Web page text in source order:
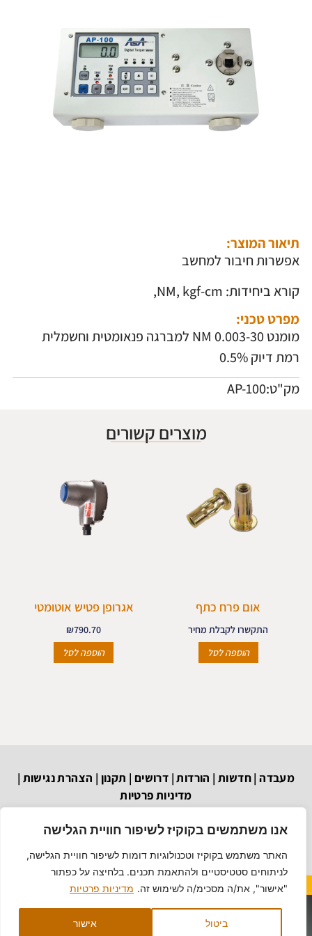
אנו משתמשים בקוקיז לשיפור חוויית הגלישה
האתר משתמש בקוקיז וטכנולוגיות דומות לשיפור חוויית הגלישה,
לניתוחים סטטיסטיים ולהתאמת תכנים. בלחיצה על כפתור
"אישור", את/ה מסכימ/ה לשימוש זה. מדיניות פרטיות
ביטול אישור
תיאור המוצר:
אפשרות חיבור למחשב
קורא ביחידות: NM, kgf-cm,
מפרט טכני:
מומנט 0.003-30 NM למברגה פנאומטית וחשמלית
רמת דיוק 0.5%
מק"ט:AP-100
מוצרים קשורים
אום פרח כתף
התקשרו לקבלת מחיר
הוספה לסל
אגרופן פטיש אוטומטי
₪790.70
הוספה לסל
מעבדה|חדשות| הורדות| דרושים | תקנון | הצהרת נגישות |
מדיניות פרטיות
הבנאי 6 א.ת. חולון 03-6879037
וואטסאפ
techef@bezeqint.net
תכפ סוכנויות (1993) בע"מ